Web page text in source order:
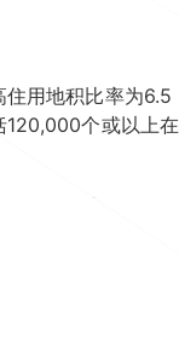
用地积比率为
个或以